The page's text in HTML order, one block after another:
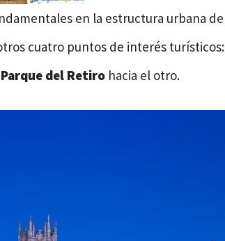
en la estructura urbana de
cuatro puntos de interés turísticos:
del Retiro hacia el otro.